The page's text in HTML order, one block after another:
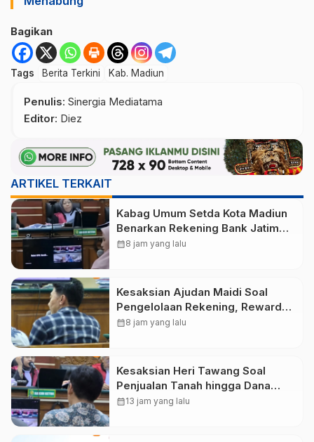
Bagikan
Tags Berita Terkini Kab. Madiun
Penulis: Sinergia Mediatama
Editor: Diez
ARTIKEL TERKAIT
Kabag Umum Setda Kota Madiun
Benarkan Rekening Bank Jatim
Maidi Digunakan untuk Gaji dan
calendar_month8 jam yang lalu
Kesaksian Ajudan Maidi Soal
Pengelolaan Rekening, Reward
Pekerja TPA Winongo hingga
calendar_month8 jam yang lalu
Kesaksian Heri Tawang Soal
Penjualan Tanah hingga Dana
Umrah, Maidi Bantah Perintah
calendar_month13 jam yang lalu